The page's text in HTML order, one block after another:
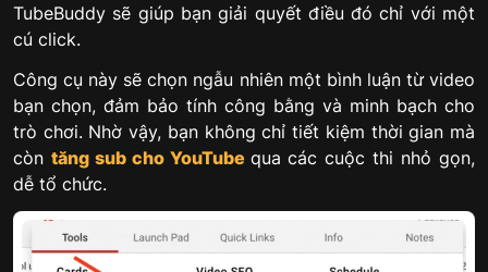
TubeBuddy sẽ giúp bạn giải quyết điều đó chỉ với một
cú click.
Công cụ này sẽ chọn ngẫu nhiên một bình luận từ video
bạn chọn, đảm bảo tính công bằng và minh bạch cho
trò chơi. Nhờ vậy, bạn không chỉ tiết kiệm thời gian mà
còn tăng sub cho YouTube qua các cuộc thi nhỏ gọn,
dễ tổ chức.